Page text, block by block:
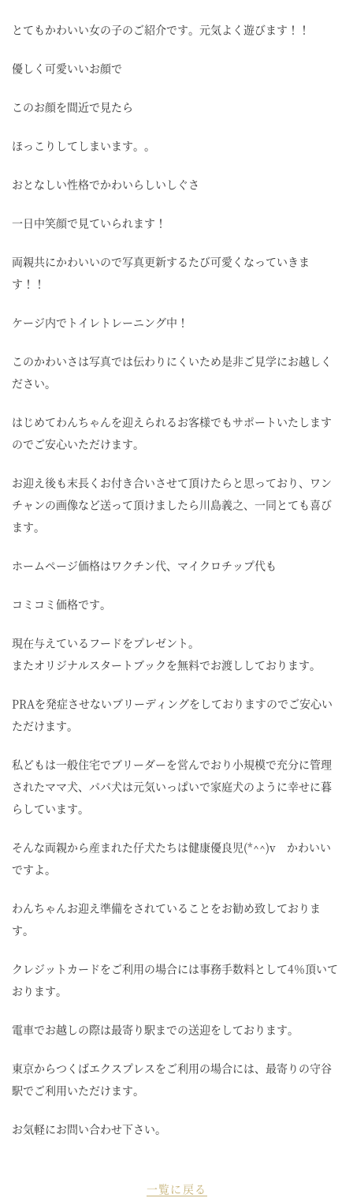
とてもかわいい女の子のご紹介です。元気よく遊びます！！
優しく可愛いいお顔で
このお顔を間近で見たら
ほっこりしてしまいます。。
おとなしい性格でかわいらしいしぐさ
一日中笑顔で見ていられます！
両親共にかわいいので写真更新するたび可愛くなっていきま
す！！
ケージ内でトイレトレーニング中！
このかわいさは写真では伝わりにくいため是非ご見学にお越しく
ださい。
はじめてわんちゃんを迎えられるお客様でもサポートいたします
のでご安心いただけます。
お迎え後も末長くお付き合いさせて頂けたらと思っており、ワン
チャンの画像など送って頂けましたら川島義之、一同とても喜び
ます。
ホームページ価格はワクチン代、マイクロチップ代も
コミコミ価格です。
現在与えているフードをプレゼント。
またオリジナルスタートブックを無料でお渡ししております。
PRAを発症させないブリーディングをしておりますのでご安心い
ただけます。
私どもは一般住宅でブリーダーを営んでおり小規模で充分に管理
されたママ犬、パパ犬は元気いっぱいで家庭犬のように幸せに暮
らしています。
そんな両親から産まれた仔犬たちは健康優良児(*^^)v かわいい
ですよ。
わんちゃんお迎え準備をされていることをお勧め致しておりま
す。
クレジットカードをご利用の場合には事務手数料として4％頂いて
おります。
電車でお越しの際は最寄り駅までの送迎をしております。
東京からつくばエクスプレスをご利用の場合には、最寄りの守谷
駅でご利用いただけます。
お気軽にお問い合わせ下さい。
一覧に戻る